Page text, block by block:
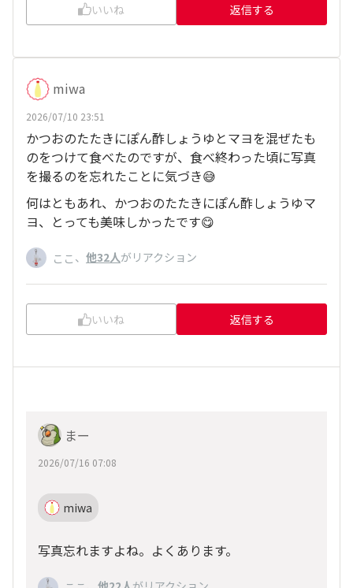
いいね 返信する
miwa
2026/07/10 23:51
かつおのたたきにぽん酢しょうゆとマヨを混ぜたも
のをつけて食べたのですが、食べ終わった頃に写真
を撮るのを忘れたことに気づき😅
何はともあれ、かつおのたたきにぽん酢しょうゆマ
ヨ、とっても美味しかったです😋
ここ 、 他32人がリアクション
いいね 返信する
まー
2026/07/16 07:08
miwa
写真忘れますよね。よくあります。